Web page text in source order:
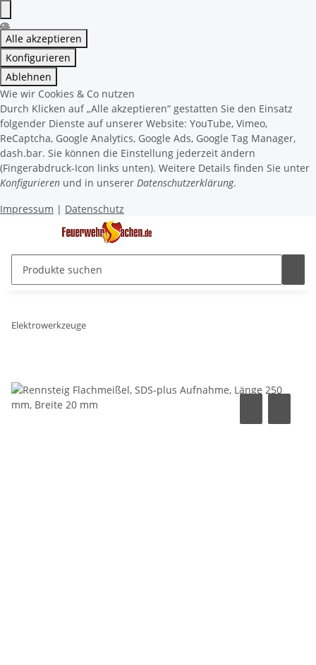
Alle akzeptieren
Konfigurieren
Ablehnen
Wie wir Cookies & Co nutzen
Durch Klicken auf „Alle akzeptieren“ gestatten Sie den Einsatz
folgender Dienste auf unserer Website: YouTube, Vimeo,
ReCaptcha, Google Analytics, Google Ads, Google Tag Manager,
dash.bar. Sie können die Einstellung jederzeit ändern
(Fingerabdruck-Icon links unten). Weitere Details finden Sie unter
Konfigurieren und in unserer Datenschutzerklärung.
Impressum | Datenschutz
Elektrowerkzeuge